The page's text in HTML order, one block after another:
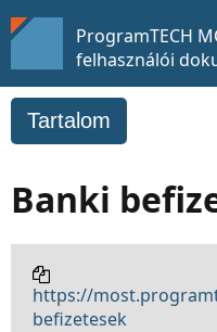
ProgramTECH
felhasználói
Tartalom
Banki
https://
befizetesek